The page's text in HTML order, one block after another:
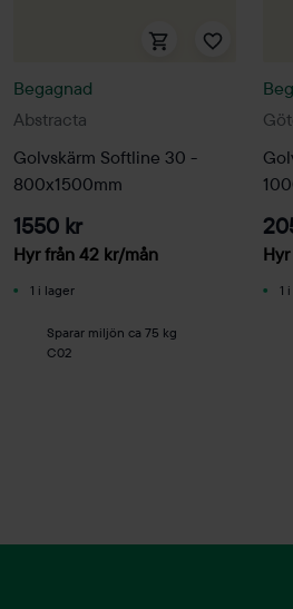
Abstracta
Begagnad
Golvskärm Softline 30 -
800x1500mm
1550 kr
Hyr från 42 kr/mån
1 i lager
Sparar miljön ca 75 kg
C02
1